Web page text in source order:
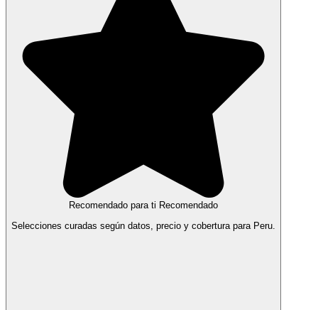
Recomendado para ti Recomendado
Selecciones curadas según datos, precio y cobertura para Peru.